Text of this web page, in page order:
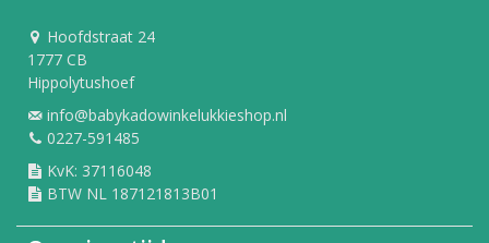
Hoofdstraat 24
1777 CB
Hippolytushoef
info@babykadowinkelukkieshop.nl
0227-591485
KvK: 37116048
BTW NL 187121813B01